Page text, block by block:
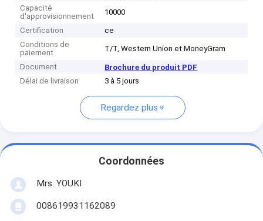
Capacité
d'approvisionnement
10000
Certification
ce
Conditions de
paiement
T/T, Western Union et MoneyGram
Document
Brochure du produit PDF
Délai de livraison
3 à 5 jours
Regardez plus
Coordonnées
Mrs. YOUKI
008619931162089